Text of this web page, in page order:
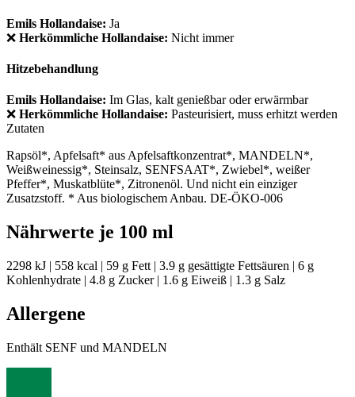
Emils Hollandaise: Ja
❌ Herkömmliche Hollandaise: Nicht immer
Hitzebehandlung
Emils Hollandaise: Im Glas, kalt genießbar oder erwärmbar
❌ Herkömmliche Hollandaise: Pasteurisiert, muss erhitzt werden
Zutaten
Rapsöl*, Apfelsaft* aus Apfelsaftkonzentrat*, MANDELN*,
Weißweinessig*, Steinsalz, SENFSAAT*, Zwiebel*, weißer
Pfeffer*, Muskatblüte*, Zitronenöl. Und nicht ein einziger
Zusatzstoff. * Aus biologischem Anbau. DE-ÖKO-006
Nährwerte je 100 ml
2298 kJ | 558 kcal | 59 g Fett | 3.9 g gesättigte Fettsäuren | 6 g
Kohlenhydrate | 4.8 g Zucker | 1.6 g Eiweiß | 1.3 g Salz
Allergene
Enthält SENF und MANDELN